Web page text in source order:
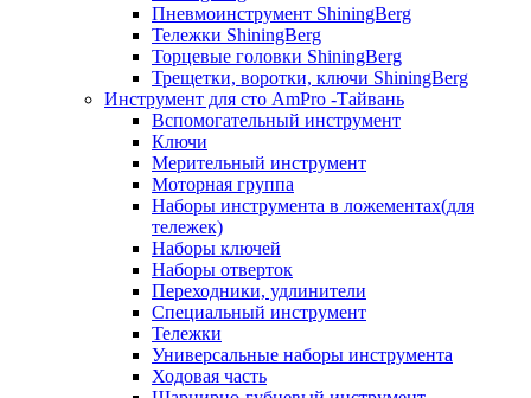
Пневмоинструмент ShiningBerg
Тележки ShiningBerg
Торцевые головки ShiningBerg
Трещетки, воротки, ключи ShiningBerg
Инструмент для сто AmPro -Тайвань
Вспомогательный инструмент
Ключи
Мерительный инструмент
Моторная группа
Наборы инструмента в ложементах(для
тележек)
Наборы ключей
Наборы отверток
Переходники, удлинители
Специальный инструмент
Тележки
Универсальные наборы инструмента
Ходовая часть